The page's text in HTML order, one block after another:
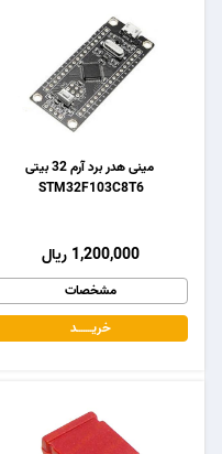
مینی هدر برد آرم 32 بیتی
STM32F103C8T6
1,200,000 ریال
مشخصات
خریـــــــد